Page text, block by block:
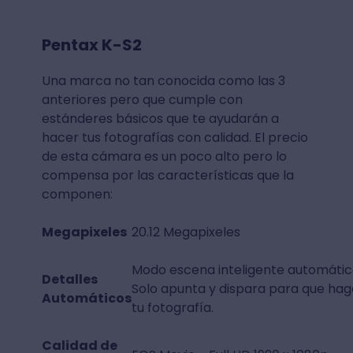
Pentax K-S2
Una marca no tan conocida como las 3
anteriores pero que cumple con
estánderes básicos que te ayudarán a
hacer tus fotografías con calidad. El precio
de esta cámara es un poco alto pero lo
compensa por las características que la
componen:
Megapixeles 20.12 Megapixeles
Detalles
Automáticos
Modo escena inteligente
Solo apunta y dispara para que
tu fotografía.
Calidad de